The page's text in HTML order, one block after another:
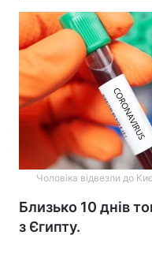
Чоловіка відвезли до
Близько 10 днів
з Єгипту.